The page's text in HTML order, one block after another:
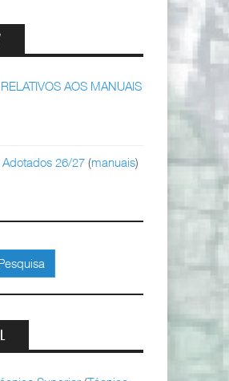
AOS MANUAIS
26/27 (manuais)